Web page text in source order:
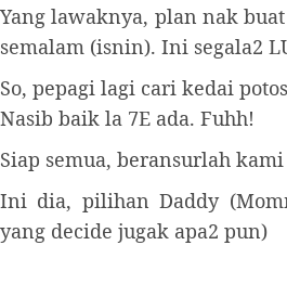
Yang lawaknya, plan nak
semalam (isnin). Ini segala2
So, pepagi lagi cari kedai
Nasib baik la 7E ada. Fuhh!
Siap semua, beransurlah
Ini dia, pilihan Daddy
yang decide jugak apa2 pun)